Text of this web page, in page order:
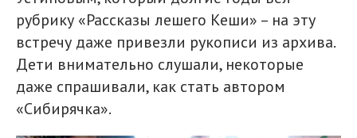
рубрику «Рассказы лешего Кеши» – на эту
встречу даже привезли рукописи из архива.
Дети внимательно слушали, некоторые
даже спрашивали, как стать автором
«Сибирячка».